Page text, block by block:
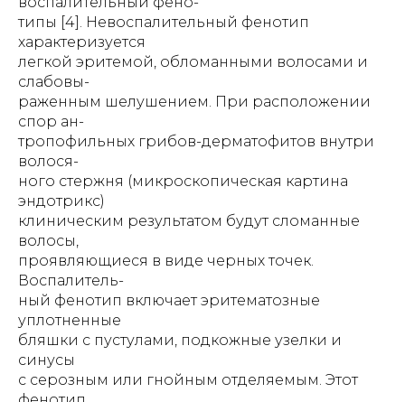
типы [4]. Невоспалительный фенотип
характеризуется
легкой эритемой, обломанными волосами и
слабовы-
раженным шелушением. При расположении
спор ан-
тропофильных грибов-дерматофитов внутри
волося-
ного стержня (микроскопическая картина
эндотрикс)
клиническим результатом будут сломанные
волосы,
проявляющиеся в виде черных точек.
Воспалитель-
ный фенотип включает эритематозные
уплотненные
бляшки с пустулами, подкожные узелки и
синусы
с серозным или гнойным отделяемым. Этот